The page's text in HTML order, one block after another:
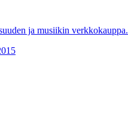
ja musiikin verkkokauppa.